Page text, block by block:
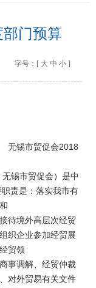
部门预算
字号：[ 大 中 小]
2018
锡市贸促会）是中
责是：落实我市有
待境外高层次经贸
织企业参加经贸展
贸领
事调解、经贸仲裁
对外贸易有关文件